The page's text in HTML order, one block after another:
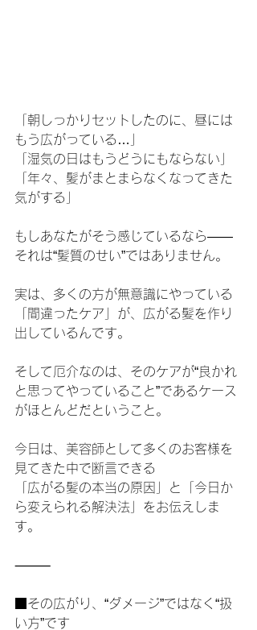
「朝しっかりセットしたのに、昼には
もう広がっている…」
「湿気の日はもうどうにもならない」
「年々、髪がまとまらなくなってきた
気がする」
もしあなたがそう感じているなら——
それは“髪質のせい”ではありません。
実は、多くの方が無意識にやっている
「間違ったケア」が、広がる髪を作り
出しているんです。
そして厄介なのは、そのケアが“良かれ
と思ってやっていること”であるケース
がほとんどだということ。
今日は、美容師として多くのお客様を
見てきた中で断言できる
「広がる髪の本当の原因」と「今日か
ら変えられる解決法」をお伝えしま
す。
⸻
■その広がり、“ダメージ”ではなく“扱
い方”です